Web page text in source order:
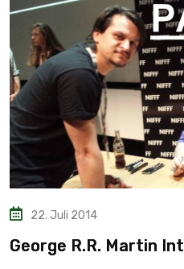
22. Juli 2014
George R.R. Martin